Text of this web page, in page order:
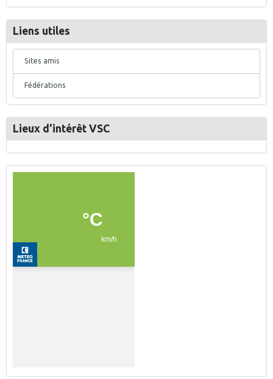
Liens utiles
Sites amis
Fédérations
Lieux d'intérêt VSC